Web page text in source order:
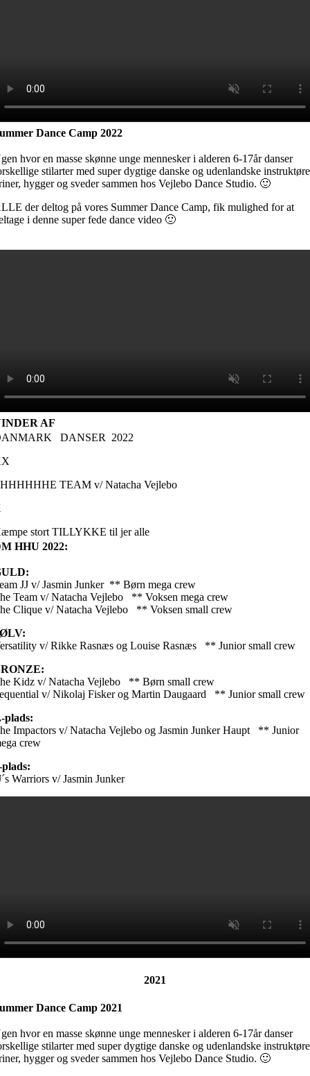
Dance Camp 2022
hvor en masse skønne unge mennesker i alderen 6-17år danser
stilarter med super dygtige danske og udenlandske
hygger og sveder sammen hos Vejlebo Dance Studio. 🙂
der deltog på vores Summer Dance Camp, fik mulighed for at
i denne super fede dance video 🙂
AF
DANSER 2022
TEAM v/ Natacha Vejlebo
stort TILLYKKE til jer alle
HHU 2022:
JJ v/ Jasmin Junker ** Børn mega crew
Team v/ Natacha Vejlebo ** Voksen mega crew
Clique v/ Natacha Vejlebo ** Voksen small crew
v/ Rikke Rasnæs og Louise Rasnæs ** Junior small crew
Kidz v/ Natacha Vejlebo ** Børn small crew
v/ Nikolaj Fisker og Martin Daugaard ** Junior small crew
plads:
Impactors v/ Natacha Vejlebo og Jasmin Junker Haupt ** Junior
crew
plads:
Warriors v/ Jasmin Junker
2021
Dance Camp 2021
hvor en masse skønne unge mennesker i alderen 6-17år danser
stilarter med super dygtige danske og udenlandske
hygger og sveder sammen hos Vejlebo Dance Studio. 🙂